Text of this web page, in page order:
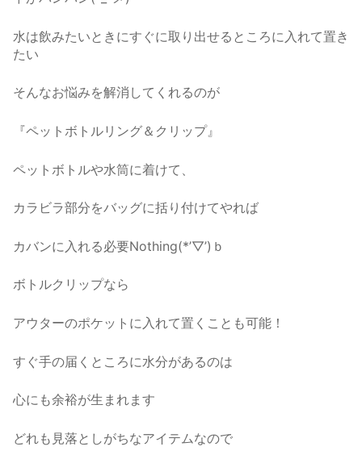
水は飲みたいときにすぐに取り出せるところに入れて置き
たい
そんなお悩みを解消してくれるのが
『ペットボトルリング＆クリップ』
ペットボトルや水筒に着けて、
カラビラ部分をバッグに括り付けてやれば
カバンに入れる必要Nothing(*’▽’)ｂ
ボトルクリップなら
アウターのポケットに入れて置くことも可能！
すぐ手の届くところに水分があるのは
心にも余裕が生まれます
どれも見落としがちなアイテムなので